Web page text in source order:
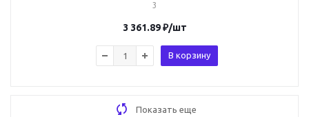
3
3 361.89₽/шт
В корзину
Показать еще